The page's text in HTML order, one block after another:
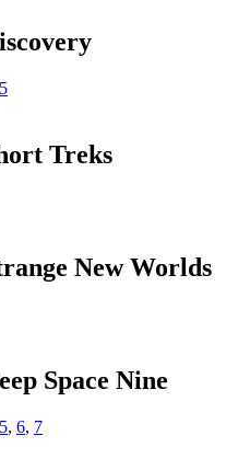
5
Treks
New Worlds
Space Nine
5, 6, 7